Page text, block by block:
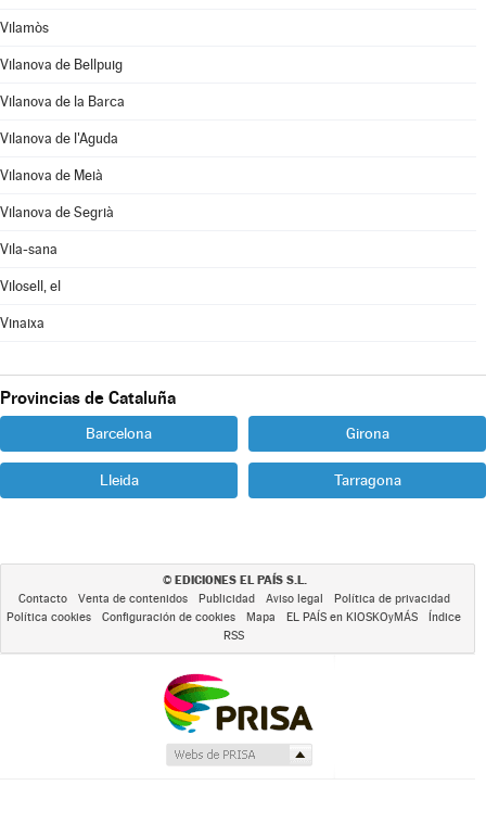
Vilamòs
Vilanova de Bellpuig
Vilanova de la Barca
Vilanova de l'Aguda
Vilanova de Meià
Vilanova de Segrià
Vila-sana
Vilosell, el
Vinaixa
Provincias de Cataluña
Barcelona Girona
Lleida Tarragona
© EDICIONES EL PAÍS S.L.
Contacto Venta de contenidos Publicidad Aviso legal
Política de privacidad
Política cookies
Configuración de cookies Mapa EL PAÍS en KIOSKOyMÁS
Índice
RSS